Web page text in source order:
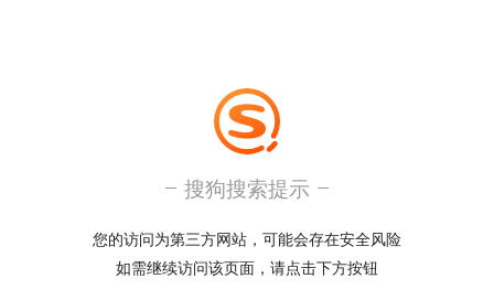
搜狗搜索提示
您的访问为第三方网站，可能会存在安全风险
如需继续访问该页面，请点击下方按钮